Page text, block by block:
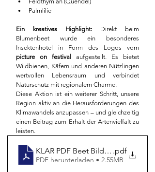
Palmlilie
Ein kreatives Highlight: Direkt beim
Blumenbeet wurde ein besonderes
picture on festival
aufgestellt. Es bietet
Wildbienen, Käfern und anderen Nützlingen
wertvollen Lebensraum und verbindet
Naturschutz mit regionalem Charme.
Diese Aktion ist ein weiterer Schritt, unsere
Region aktiv an die Herausforderungen des
Klimawandels anzupassen – und gleichzeitig
einen Beitrag zum Erhalt der Artenvielfalt zu
leisten.
KLAR PDF Beet Bildein.pdf
PDF herunterladen • 2.55MB